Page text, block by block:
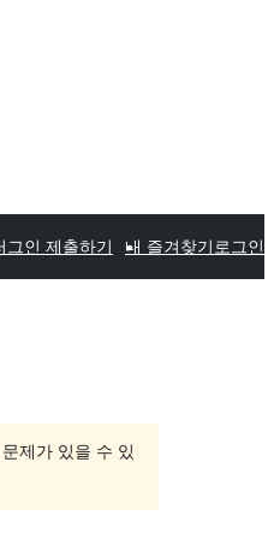
그인 제출하기 내 즐겨찾기 로그인
제가 있을 수 있